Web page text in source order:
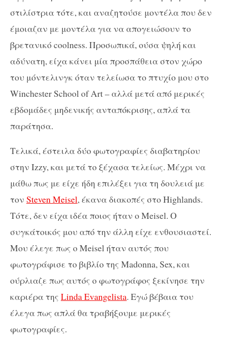
στιλίστρια τότε, και αναζητούσε μοντέλα που δεν
έμοιαζαν με μοντέλα για να απογειώσουν το
βρετανικό coolness. Προσωπικά, ούσα ψηλή και
αδύνατη, είχα κάνει μία προσπάθεια στον χώρο
του μόντελινγκ όταν τελείωσα το πτυχίο μου στο
Winchester School of Art – αλλά μετά από μερικές
εβδομάδες μηδενικής ανταπόκρισης, απλά τα
παράτησα.
Τελικά, έστειλα δύο φωτογραφίες διαβατηρίου
στην Izzy, και μετά το ξέχασα τελείως. Μέχρι να
μάθω πως με είχε ήδη επιλέξει για τη δουλειά με
τον Steven Meisel, έκανα διακοπές στο Highlands.
Τότε, δεν είχα ιδέα ποιος ήταν ο Meisel. Ο
συγκάτοικός μου από την άλλη είχε ενθουσιαστεί.
Μου έλεγε πως ο Meisel ήταν αυτός που
φωτογράφισε το βιβλίο της Madonna, Sex, και
ούρλιαζε πως αυτός ο φωτογράφος ξεκίνησε την
καριέρα της Linda Evangelista. Εγώ βέβαια του
έλεγα πως απλά θα τραβήξουμε μερικές
φωτογραφίες.